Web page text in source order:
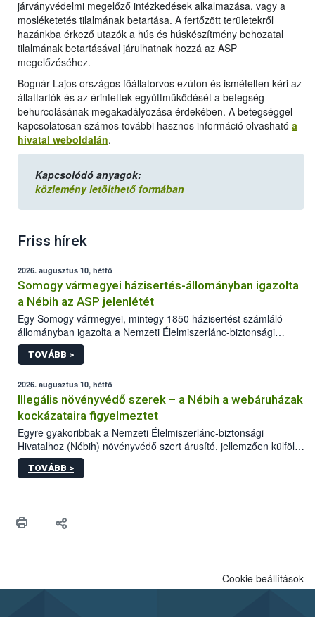
járványvédelmi megelőző intézkedések alkalmazása, vagy a
mosléketetés tilalmának betartása. A fertőzött területekről
hazánkba érkező utazók a hús és húskészítmény behozatal
tilalmának betartásával járulhatnak hozzá az ASP
megelőzéséhez.
Bognár Lajos országos főállatorvos ezúton és ismételten kéri az
állattartók és az érintettek együttműködését a betegség
behurcolásának megakadályozása érdekében. A betegséggel
kapcsolatosan számos további hasznos információ olvasható a
hivatal weboldalán.
Kapcsolódó anyagok:
közlemény letölthető formában
Friss hírek
2026. augusztus 10, hétfő
Somogy vármegyei házisertés-állományban igazolta
a Nébih az ASP jelenlétét
Egy Somogy vármegyei, mintegy 1850 házisertést számláló
állományban igazolta a Nemzeti Élelmiszerlánc-biztonsági
Hivatal (Nébih) laboratóriuma az afrikai sertéspestis (ASP) vírus
jelenlétét. Az országos főállatorvos azonnal elrendelte a
terjedésének megakadályozása érdekében. A sertéstartók
számára kiemelten fontos a járványvédelmi előírások szigorú
betartása.
TOVÁBB >
2026. augusztus 10, hétfő
Illegális növényvédő szerek – a Nébih a webáruházak
kockázataira figyelmeztet
Egyre gyakoribbak a Nemzeti Élelmiszerlánc-biztonsági
Hivatalhoz (Nébih) növényvédő szert árusító, jellemzően külföldi
honlapok kapcsán érkező bejelentések. Emellett az ilyen
termékeket kínáló kéretlen online reklámok mennyisége is
összegyűjtötte az illegális növényvédő szerek kapcsán
vásárlás kockázatait.
TOVÁBB >
Cookie beállítások